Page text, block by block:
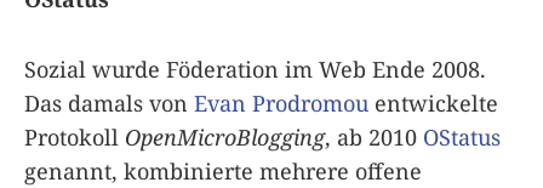
Sozial wurde Föderation im Web Ende 2008.
Das damals von Evan Prodromou entwickelte
Protokoll OpenMicroBlogging, ab 2010 OStatus
genannt, kombinierte mehrere offene